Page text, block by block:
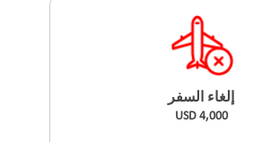
إلغاء السفر
USD 4,000